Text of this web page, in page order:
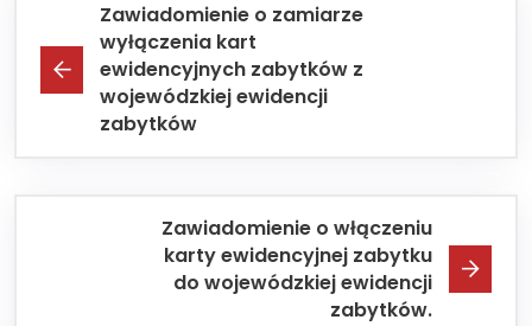
Zawiadomienie o zamiarze
wyłączenia kart
ewidencyjnych zabytków z
wojewódzkiej ewidencji
zabytków
Zawiadomienie o włączeniu
karty ewidencyjnej zabytku
do wojewódzkiej ewidencji
zabytków.